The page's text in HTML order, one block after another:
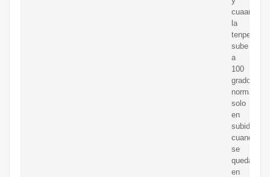
cuaando
la
sube
a
100
grados
solo
en
subids
cuando
se
queda
en